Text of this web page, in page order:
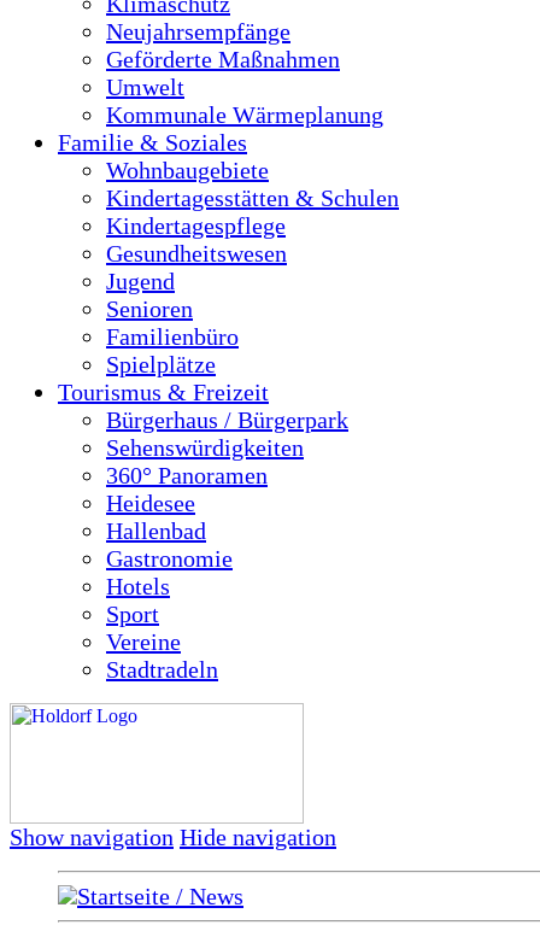
Neujahrsempfänge
Geförderte Maßnahmen
Umwelt
Kommunale Wärmeplanung
Familie & Soziales
Wohnbaugebiete
Kindertagesstätten & Schulen
Kindertagespflege
Gesundheitswesen
Jugend
Senioren
Familienbüro
Spielplätze
Tourismus & Freizeit
Bürgerhaus / Bürgerpark
Sehenswürdigkeiten
360° Panoramen
Heidesee
Hallenbad
Gastronomie
Hotels
Sport
Vereine
Stadtradeln
Show navigation Hide navigation
Startseite / News